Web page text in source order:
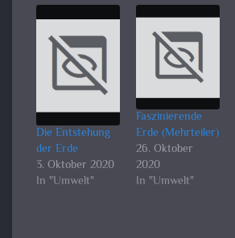
Die Entstehung
der Erde
3. Oktober 2020
In "Umwelt"
Faszinierende
Erde (Mehrteiler)
26. Oktober
2020
In "Umwelt"